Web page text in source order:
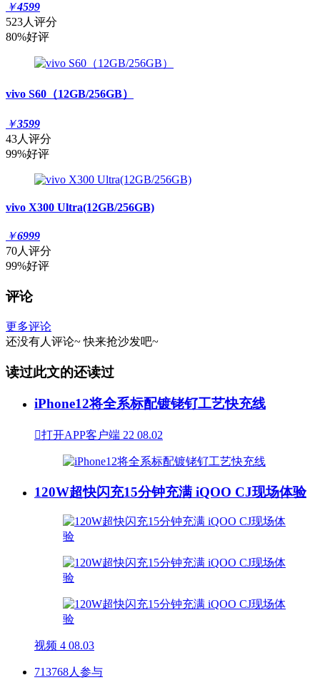
￥4599
523人评分
80%好评
vivo S60（12GB/256GB）
￥3599
43人评分
99%好评
vivo X300 Ultra(12GB/256GB)
￥6999
70人评分
99%好评
评论
更多评论
还没有人评论~ 快来抢沙发吧~
读过此文的还读过
iPhone12将全系标配镀铑钌工艺快充线
打开APP客户端 22 08.02
120W超快闪充15分钟充满 iQOO CJ现场体验
视频 4 08.03
713768人参与